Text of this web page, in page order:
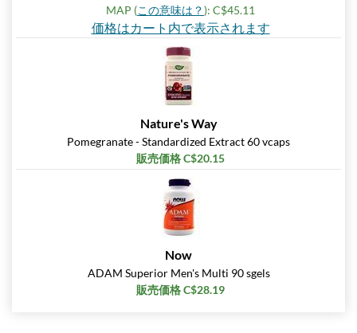
MAP (この意味は？): C$45.11
価格はカート内で表示されます
Nature's Way
Pomegranate - Standardized Extract 60 vcaps
販売価格 C$20.15
Now
ADAM Superior Men's Multi 90 sgels
販売価格 C$28.19